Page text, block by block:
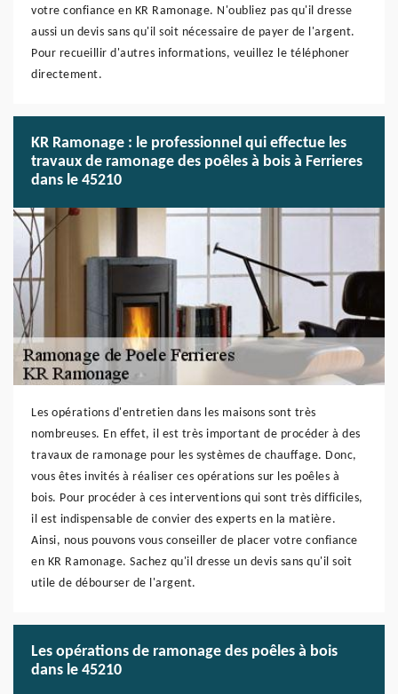
votre confiance en KR Ramonage. N'oubliez pas qu'il dresse
aussi un devis sans qu'il soit nécessaire de payer de l'argent.
Pour recueillir d'autres informations, veuillez le téléphoner
directement.
KR Ramonage : le professionnel qui effectue les
travaux de ramonage des poêles à bois à Ferrieres
dans le 45210
Les opérations d'entretien dans les maisons sont très
nombreuses. En effet, il est très important de procéder à des
travaux de ramonage pour les systèmes de chauffage. Donc,
vous êtes invités à réaliser ces opérations sur les poêles à
bois. Pour procéder à ces interventions qui sont très difficiles,
il est indispensable de convier des experts en la matière.
Ainsi, nous pouvons vous conseiller de placer votre confiance
en KR Ramonage. Sachez qu'il dresse un devis sans qu'il soit
utile de débourser de l'argent.
Les opérations de ramonage des poêles à bois
dans le 45210